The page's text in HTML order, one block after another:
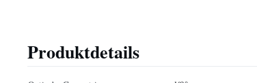
Produktdetails